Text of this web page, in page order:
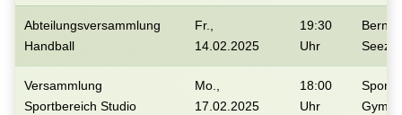
Abteilungsversammlung
Handball
Fr.,
14.02.2025
19:30
Uhr
Versammlung
Sportbereich Studio
Mo.,
17.02.2025
18:00
Uhr
Gym 3